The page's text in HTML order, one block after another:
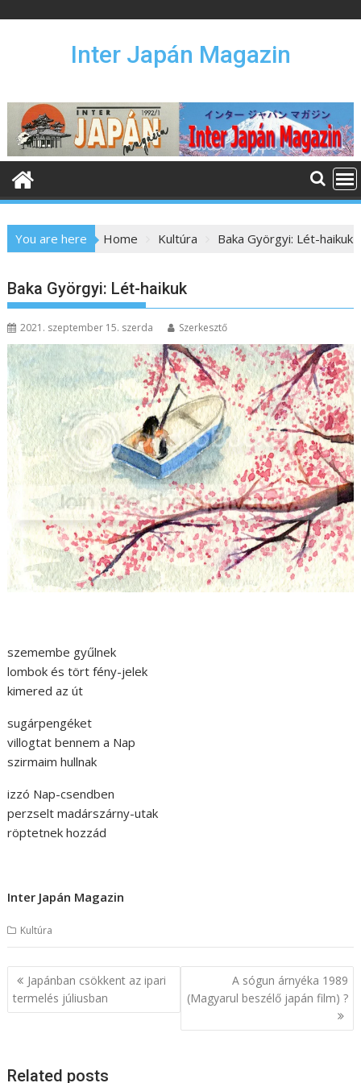
n
e
Inter Japán Magazin
You are here Home Kultúra Baka Györgyi: Lét-haikuk
Baka Györgyi: Lét-haikuk
2021. szeptember 15. szerda Szerkesztő
szemembe gyűlnek
lombok és tört fény-jelek
kimered az út
sugárpengéket
villogtat bennem a Nap
szirmaim hullnak
izzó Nap-csendben
perzselt madárszárny-utak
röptetnek hozzád
Inter Japán Magazin
Kultúra
B
e
g
Japánban csökkent az ipari
termelés júliusban
A sógun árnyéka 1989
(Magyarul beszélő japán film) ?
Related posts